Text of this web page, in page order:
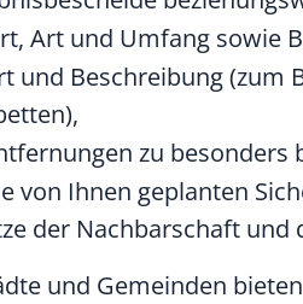
Art und Umfang sowie
und Beschreibung(zum
,
zu
von Ihnen geplanten
der Nachbarschaft und
und Gemeinden